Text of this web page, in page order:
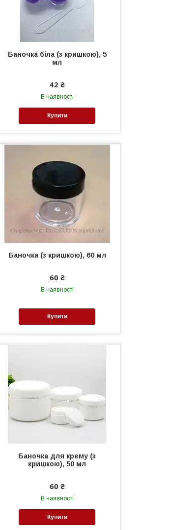
Баночка біла (з кришкою), 5
мл
42 ₴
В наявності
Купити
Баночка (з кришкою), 60 мл
60 ₴
В наявності
Купити
Баночка для крему (з
кришкою), 50 мл
60 ₴
В наявності
Купити